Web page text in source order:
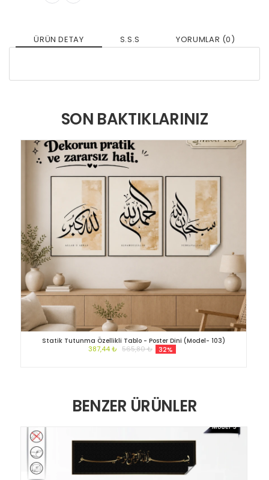
ÜRÜN DETAY S.S.S YORUMLAR (0)
SON BAKTIKLARINIZ
Statik Tutunma Özellikli Tablo - Poster Dini (Model- 103)
387,44 ₺ 565,80 ₺ 32%
BENZER ÜRÜNLER